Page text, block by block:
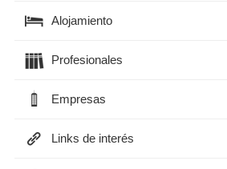
Alojamiento
Profesionales
Empresas
Links de interés